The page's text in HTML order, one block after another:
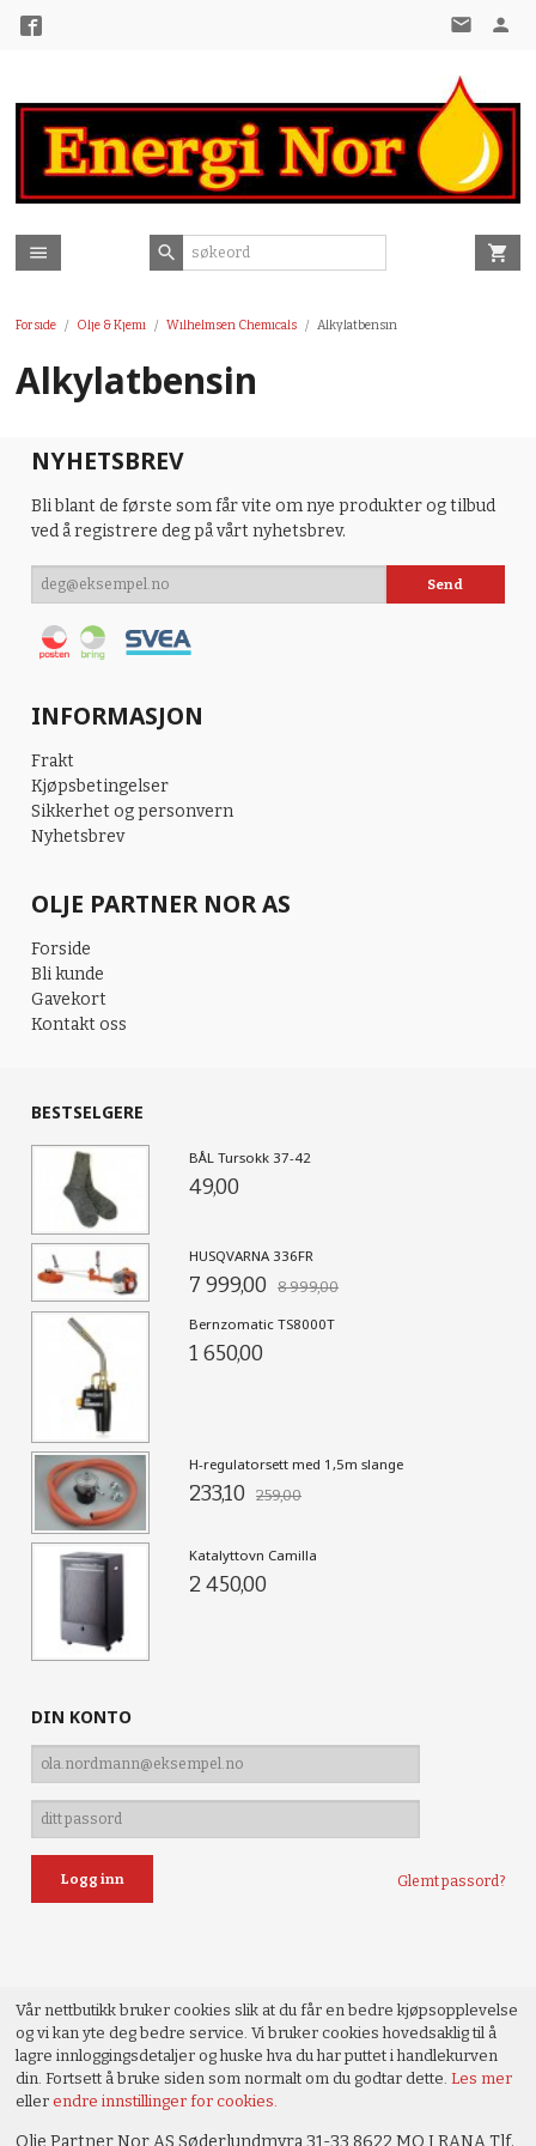
Forside Olje & Kjemi Wilhelmsen Chemicals Alkylatbensin
Alkylatbensin
NYHETSBREV
Bli blant de første som får vite om nye produkter og tilbud
ved å registrere deg på vårt nyhetsbrev.
INFORMASJON
Frakt
Kjøpsbetingelser
Sikkerhet og personvern
Nyhetsbrev
OLJE PARTNER NOR AS
Forside
Bli kunde
Gavekort
Kontakt oss
BESTSELGERE
BÅL Tursokk 37-42
49,00
HUSQVARNA 336FR
7 999,00 8 999,00
Bernzomatic TS8000T
1 650,00
H-regulatorsett med 1,5m slange
233,10 259,00
Katalyttovn Camilla
2 450,00
DIN KONTO
Glemt passord?
Vår nettbutikk bruker cookies slik at du får en bedre kjøpsopplevelse
og vi kan yte deg bedre service. Vi bruker cookies hovedsaklig til å
lagre innloggingsdetaljer og huske hva du har puttet i handlekurven
din. Fortsett å bruke siden som normalt om du godtar dette.Les mer
ellerendre innstillinger for cookies.
Olje Partner Nor AS Søderlundmyra 31-33 8622 MO I RANA Tlf.